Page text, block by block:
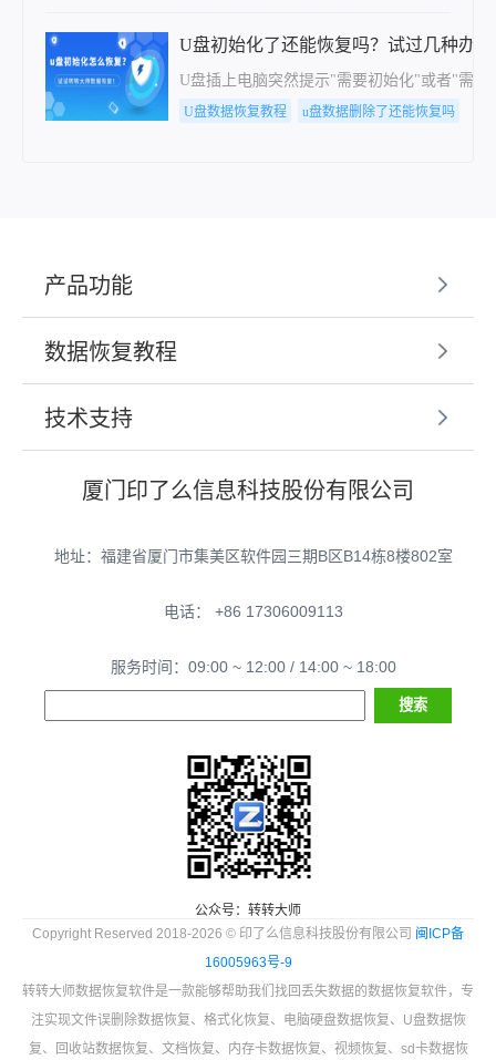
U盘初始化了还能恢复吗？试过几种办
U盘插上电脑突然提示"需要初始化"或者"需
U盘数据恢复教程 u盘数据删除了还能恢复吗
产品功能
数据恢复教程
技术支持
厦门印了么信息科技股份有限公司
地址：福建省厦门市集美区软件园三期B区B14栋8楼802室
电话： +86 17306009113
服务时间：09:00 ~ 12:00 / 14:00 ~ 18:00
公众号：转转大师
Copyright Reserved 2018-2026 © 印了么信息科技股份有限公司 闽ICP备
16005963号-9
转转大师数据恢复软件是一款能够帮助我们找回丢失数据的数据恢复软件，专
注实现文件误删除数据恢复、格式化恢复、电脑硬盘数据恢复、U盘数据恢
复、回收站数据恢复、文档恢复、内存卡数据恢复、视频恢复、sd卡数据恢